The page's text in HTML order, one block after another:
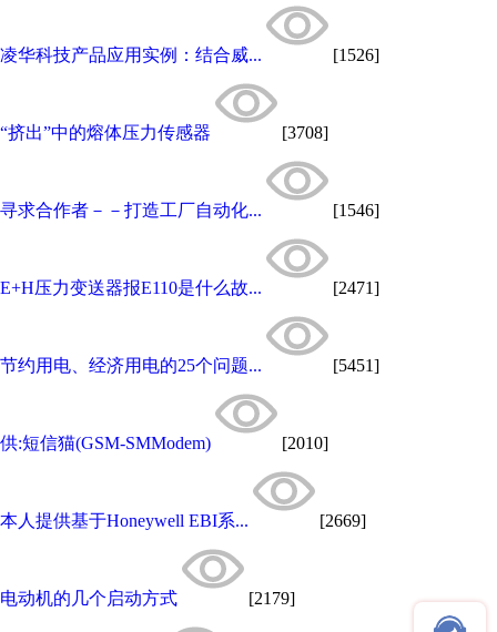
凌华科技产品应用实例：结合威... [1526]
“挤出”中的熔体压力传感器 [3708]
寻求合作者－－打造工厂自动化... [1546]
E+H压力变送器报E110是什么故... [2471]
节约用电、经济用电的25个问题... [5451]
供:短信猫(GSM-SMModem) [2010]
本人提供基于Honeywell EBI系... [2669]
电动机的几个启动方式 [2179]